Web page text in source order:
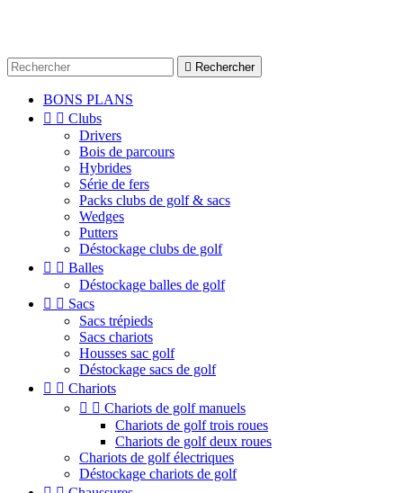
 Rechercher
BONS PLANS
  Clubs
Drivers
Bois de parcours
Hybrides
Série de fers
Packs clubs de golf & sacs
Wedges
Putters
Déstockage clubs de golf
  Balles
Déstockage balles de golf
  Sacs
Sacs trépieds
Sacs chariots
Housses sac golf
Déstockage sacs de golf
  Chariots
  Chariots de golf manuels
Chariots de golf trois roues
Chariots de golf deux roues
Chariots de golf électriques
Déstockage chariots de golf